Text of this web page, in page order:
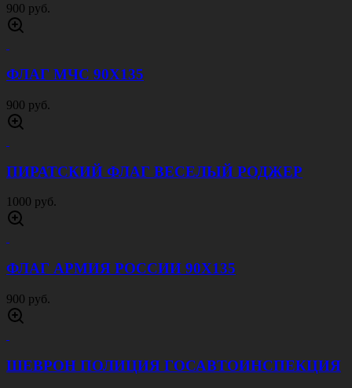
900 руб.
ФЛАГ МЧС 90Х135
900 руб.
ПИРАТСКИЙ ФЛАГ ВЕСЕЛЫЙ РОДЖЕР
1000 руб.
ФЛАГ АРМИЯ РОССИИ 90Х135
900 руб.
ШЕВРОН ПОЛИЦИЯ ГОСАВТОИНСПЕКЦИЯ